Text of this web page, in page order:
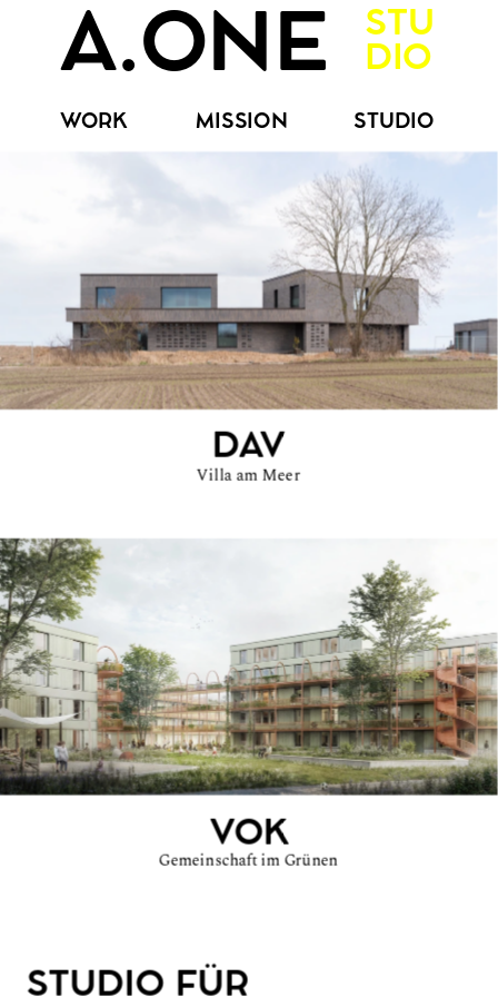
DAV
Villa am Meer
VOK
Gemeinschaft im Grünen
STUDIO FÜR
A.ONE STU
DIO
STUDIO
MISSION
WORK